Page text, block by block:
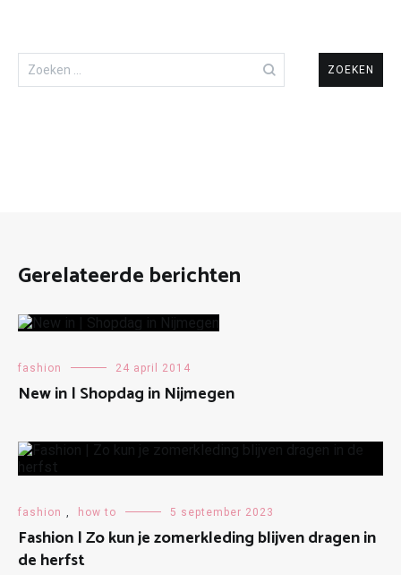
naar:
Gerelateerde berichten
fashion 24 april 2014
New in | Shopdag in Nijmegen
fashion how to 5 september 2023
Fashion | Zo kun je zomerkleding blijven dragen in
de herfst